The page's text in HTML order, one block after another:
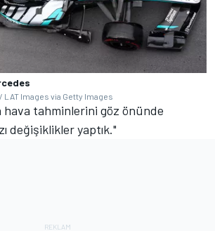
Images via Getty Images
hava tahminlerini göz önünde
değişiklikler yaptık."